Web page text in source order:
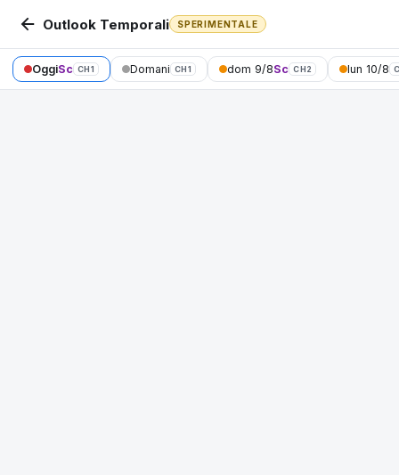
Outlook Temporali SPERIMENTALE
OggiSc CH1 Domani CH1 dom 9/8Sc CH2 lun 10/8